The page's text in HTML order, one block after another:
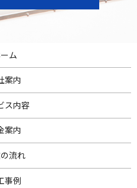
ム
案内
ス内容
案内
流れ
事例